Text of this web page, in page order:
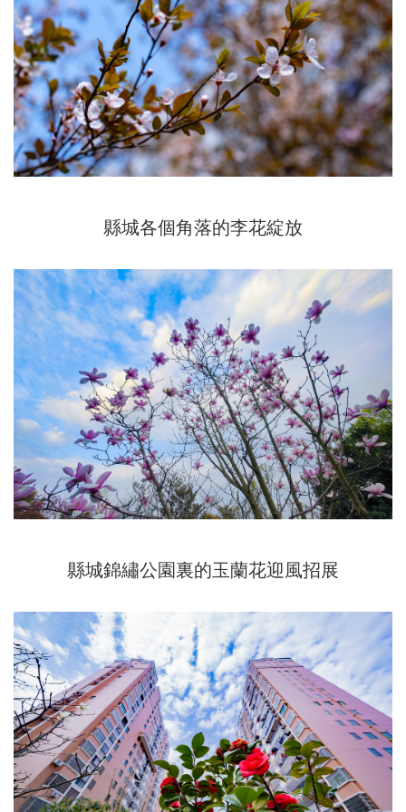
縣城各個角落的李花綻放
縣城錦繡公園裏的玉蘭花迎風招展